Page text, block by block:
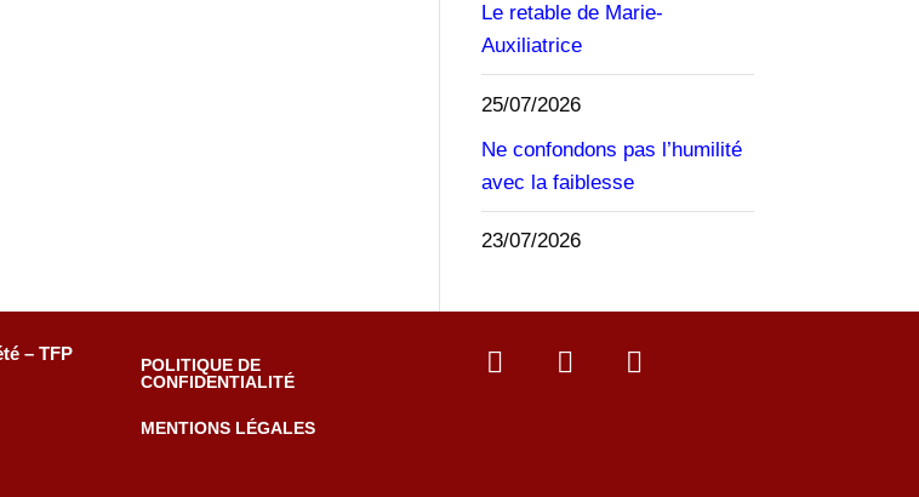
Le retable de Marie-
Auxiliatrice
25/07/2026
Ne confondons pas l’humilité
avec la faiblesse
23/07/2026
– TFP
POLITIQUE DE
CONFIDENTIALITÉ
MENTIONS LÉGALES